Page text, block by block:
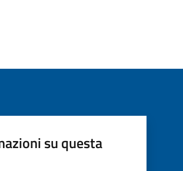
su questa